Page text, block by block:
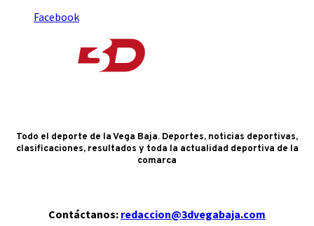
Facebook
Todo el deporte de la Vega Baja. Deportes, noticias deportivas,
clasificaciones, resultados y toda la actualidad deportiva de la
comarca
Contáctanos: redaccion@3dvegabaja.com